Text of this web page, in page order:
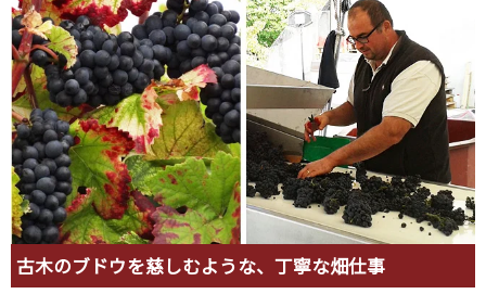
古木のブドウを慈しむような、丁寧な畑仕事